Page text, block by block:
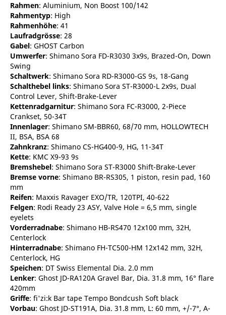
Rahmen: Aluminium, Non Boost 100/142
Rahmentyp: High
Rahmenhöhe: 41
Laufradgrösse: 28
Gabel: GHOST Carbon
Umwerfer: Shimano Sora FD-R3030 3x9s, Brazed-On, Down
Swing
Schaltwerk: Shimano Sora RD-R3000-GS 9s, 18-Gang
Schalthebel links: Shimano Sora ST-R3000-L 2x9s, Dual
Control Lever, Shift-Brake-Lever
Kettenradgarnitur: Shimano Sora FC-R3000, 2-Piece
Crankset, 50-34T
Innenlager: Shimano SM-BBR60, 68/70 mm, HOLLOWTECH
II, BSA, BSA 68
Zahnkranz: Shimano CS-HG400-9, HG, 11-34T
Kette: KMC X9-93 9s
Bremshebel: Shimano Sora ST-R3000 Shift-Brake-Lever
Bremse vorne: Shimano BR-RS305, 1 piston, resin pad, 160
mm
Reifen: Maxxis Ravager EXO/TR, 120TPI, 40-622
Felgen: Rodi Ready 23 ASY, Valve Hole = 6,5 mm, single
eyelets
Vorderradnabe: Shimano HB-RS470 12x100 mm, 32H,
Centerlock
Hinterradnabe: Shimano FH-TC500-HM 12x142 mm, 32H,
Centerlock, HG
Speichen: DT Swiss Elemental Dia. 2.0 mm
Lenker: Ghost JD-RA120A Gravel Bar, Dia. 31.8 mm, 16° flare
420mm
Griffe: fi'zi:k Bar tape Tempo Bondcush Soft black
Vorbau: Ghost JD-ST191A, Dia. 31.8 mm, L: 60 mm, +/-7°, A-